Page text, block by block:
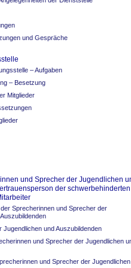
und Gespräche
– Aufgaben
– Besetzung
Mitglieder
und Sprecher der Jugendlichen
der schwerbehinderten
Sprecherinnen und Sprecher der
Jugendlichen und Auszubildenden
und Sprecher der Jugendlichen
und Sprecher der Jugendlichen